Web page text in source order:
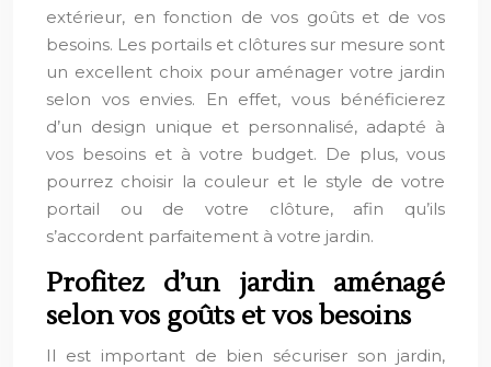
extérieur, en fonction de vos goûts et de vos
besoins. Les portails et clôtures sur mesure sont
un excellent choix pour aménager votre jardin
selon vos envies. En effet, vous bénéficierez
d’un design unique et personnalisé, adapté à
vos besoins et à votre budget. De plus, vous
pourrez choisir la couleur et le style de votre
portail ou de votre clôture, afin qu’ils
s’accordent parfaitement à votre jardin.
Profitez d’un jardin aménagé
selon vos goûts et vos besoins
Il est important de bien sécuriser son jardin,